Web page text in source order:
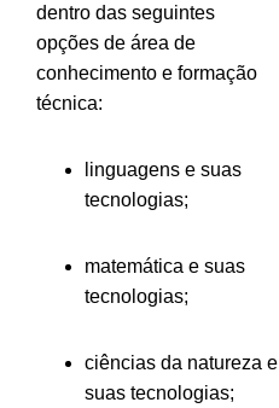
dentro das seguintes
opções de área de
conhecimento e formação
técnica:
linguagens e suas
tecnologias;
matemática e suas
tecnologias;
ciências da natureza e
suas tecnologias;